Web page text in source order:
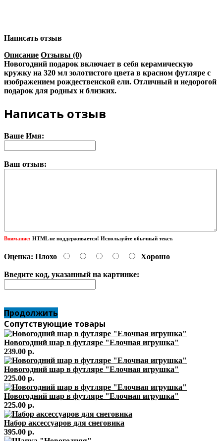
Написать отзыв
Описание Отзывы (0)
Новогодний подарок включает в себя керамическую
кружку на 320 мл золотистого цвета в красном футляре с
изображением рождественской ели. Отличный и недорогой
подарок для родных и близких.
Написать отзыв
Ваше Имя:
Ваш отзыв:
Внимание: HTML не поддерживается! Используйте обычный текст.
Оценка: Плохо Хорошо
Введите код, указанный на картинке:
Продолжить
Сопутствующие товары
Новогодний шар в футляре "Елочная игрушка"
239.00 р.
Новогодний шар в футляре "Елочная игрушка"
225.00 р.
Новогодний шар в футляре "Елочная игрушка"
225.00 р.
Набор аксессуаров для снеговика
395.00 р.